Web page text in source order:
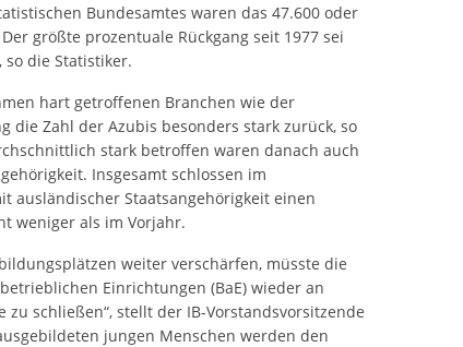
Bundesamtes waren das 47.600 oder
größte prozentuale Rückgang seit 1977 sei
die Statistiker.
hart getroffenen Branchen wie der
die Zahl der Azubis besonders stark zurück, so
stark betroffen waren danach auch
Insgesamt schlossen im
ausländischer Staatsangehörigkeit einen
weniger als im Vorjahr.
weiter verschärfen, müsste die
Einrichtungen (BaE) wieder an
zu schließen“, stellt der IB-Vorstandsvorsitzende
jungen Menschen werden den